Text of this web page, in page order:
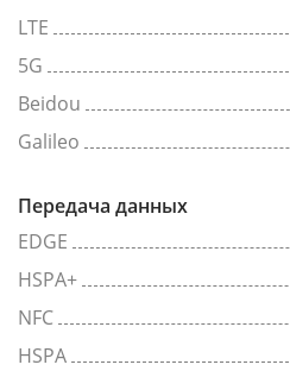
LTE
5G
Beidou
Galileo
Передача данных
EDGE
HSPA+
NFC
HSPA